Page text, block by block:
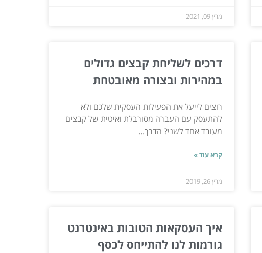
מרץ 09, 2021
דרכים לשליחת קבצים גדולים
במהירות ובצורה מאובטחת
רוצים לייעל את הפעילות העסקית שלכם ולא
להתעסק עם העברה מסורבלת ואיטית של קבצים
מעובד אחד לשני? הדרך...
קרא עוד »
מרץ 26, 2019
איך העסקאות הטובות באינטרנט
גורמות לנו להתייחס לכסף